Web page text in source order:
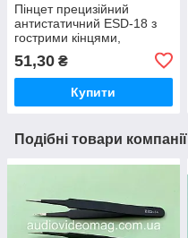
Пінцет прецизійний
антистатичний ESD-18 з
гострими кінцями,
нержавіюча сталь, 125 мм
51,30 ₴
Купити
Подібні товари компанії